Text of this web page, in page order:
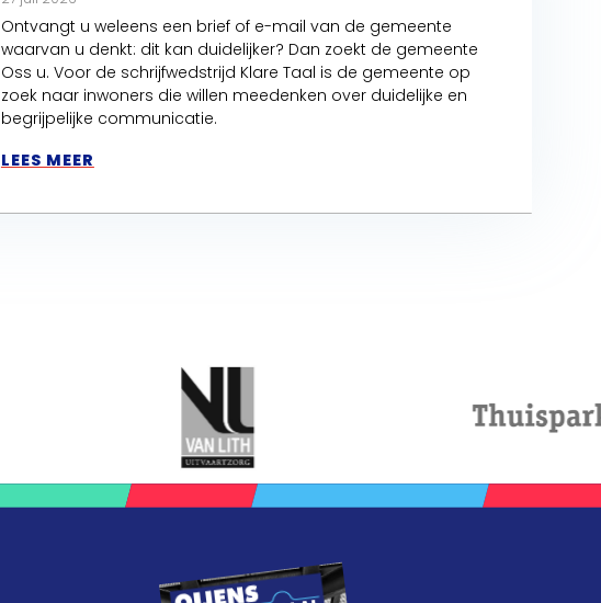
Ontvangt u weleens een brief of e-mail van de gemeente
waarvan u denkt: dit kan duidelijker? Dan zoekt de gemeente
Oss u. Voor de schrijfwedstrijd Klare Taal is de gemeente op
zoek naar inwoners die willen meedenken over duidelijke en
begrijpelijke communicatie.
LEES MEER